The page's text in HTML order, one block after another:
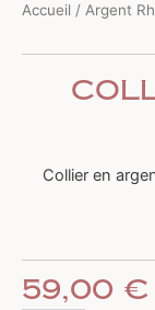
Accueil / Argent
Collier en
59,00 €